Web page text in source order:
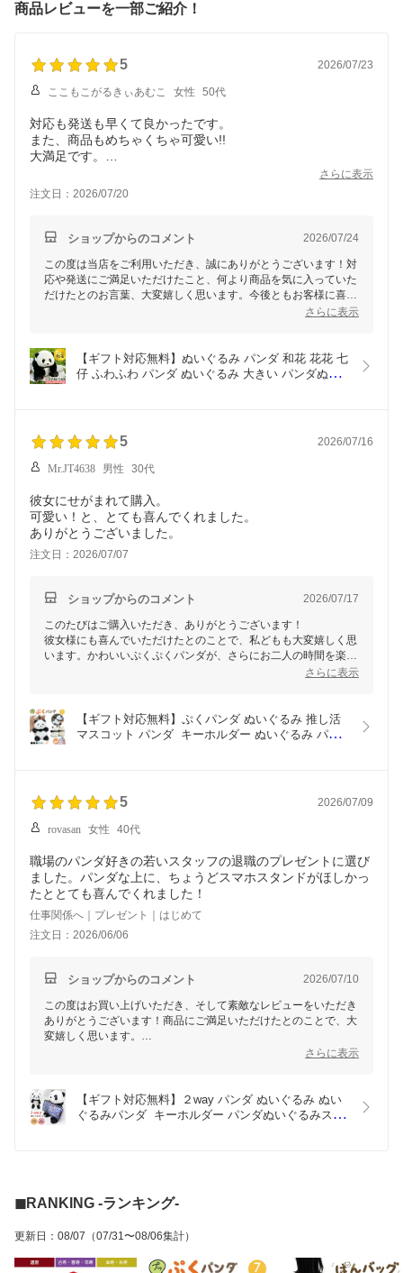
商品レビューを一部ご紹介！
5 2026/07/23
ここもこがるきぃあむこ 女性 50代
対応も発送も早くて良かったです。
また、商品もめちゃくちゃ可愛い!!
大満足です。
さらに表示
注文日：2026/07/20
ショップからのコメント 2026/07/24
この度は当店をご利用いただき、誠にありがとうございます！対
応や発送にご満足いただけたこと、何より商品を気に入っていた
だけたとのお言葉、大変嬉しく思います。今後ともお客様に喜ん
でいただけるよう努力して参ります。またのご利用を心よりお待
さらに表示
【ギフト対応無料】ぬいぐるみ パンダ 和花 花花 七
仔 ふわふわ パンダ ぬいぐるみ 大きい パンダぬい
レゼント5 2026/07/16
Mr.JT4638 男性 30代
彼女にせがまれて購入。
可愛い！と、とても喜んでくれました。
ありがとうございました。
注文日：2026/07/07
ショップからのコメント 2026/07/17
このたびはご購入いただき、ありがとうございます！
彼女様にも喜んでいただけたとのことで、私どもも大変嬉しく思
います。かわいいぷくぷくパンダが、さらにお二人の時間を楽し
く彩りますように。またの機会を心よりお待ちしております！
さらに表示
【ギフト対応無料】ぷくパンダ ぬいぐるみ 推し活
マスコット パンダ  キーホルダー ぬいぐるみ パン
ホルダー5 2026/07/09
rovasan 女性 40代
職場のパンダ好きの若いスタッフの退職のプレゼントに選び
ました。パンダな上に、ちょうどスマホスタンドがほしかっ
たととても喜んでくれました！
仕事関係へ｜プレゼント｜はじめて
注文日：2026/06/06
ショップからのコメント 2026/07/10
この度はお買い上げいただき、そして素敵なレビューをいただき
ありがとうございます！商品にご満足いただけたとのことで、大
変嬉しく思います。
さらに表示
【ギフト対応無料】２way パンダ ぬいぐるみ ぬい
ぐるみパンダ  キーホルダー パンダぬいぐるみスマ
◼︎RANKING -ランキング-
更新日 ： 08/07 （07/31〜08/06集計）